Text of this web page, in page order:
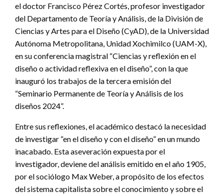
el doctor Francisco Pérez Cortés, profesor investigador
del Departamento de Teoría y Análisis, de la División de
Ciencias y Artes para el Diseño (CyAD), de la Universidad
Autónoma Metropolitana, Unidad Xochimilco (UAM-X),
en su conferencia magistral “Ciencias y reflexión en el
diseño o actividad reflexiva en el diseño”, con la que
inauguró los trabajos de la tercera emisión del
“Seminario Permanente de Teoría y Análisis de los
diseños 2024”.
Entre sus reflexiones, el académico destacó la necesidad
de investigar “en el diseño y con el diseño” en un mundo
inacabado. Esta aseveración expuesta por el
investigador, deviene del análisis emitido en el año 1905,
por el sociólogo Max Weber, a propósito de los efectos
del sistema capitalista sobre el conocimiento y sobre el